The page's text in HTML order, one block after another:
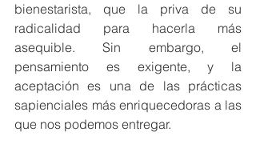
bienestarista, que la priva de su
radicalidad para hacerla más
asequible. Sin embargo, el
pensamiento es exigente, y la
aceptación es una de las prácticas
sapienciales más enriquecedoras a las
que nos podemos entregar.